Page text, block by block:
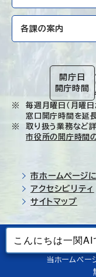
各課の案内
開庁日
開庁時間
毎週月曜日（月曜
窓口開庁時間を延
取り扱う業務など詳
市役所の開庁時間
市ホームページ
アクセシビリティ
サイトマップ
©
当ホームペー